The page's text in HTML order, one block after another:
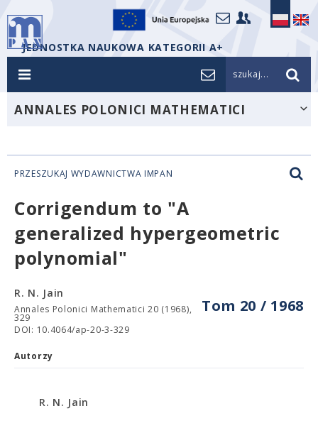
JEDNOSTKA NAUKOWA KATEGORII A+
szukaj...
ANNALES POLONICI MATHEMATICI
PRZESZUKAJ WYDAWNICTWA IMPAN
Corrigendum to "A
generalized hypergeometric
polynomial"
Tom 20 / 1968
R. N. Jain
Annales Polonici Mathematici 20 (1968),
329
DOI: 10.4064/ap-20-3-329
Autorzy
R. N. Jain